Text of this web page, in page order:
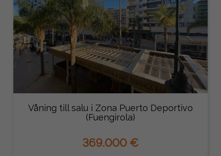
Våning till salu i Zona Puerto Deportivo
(Fuengirola)
369.000 €